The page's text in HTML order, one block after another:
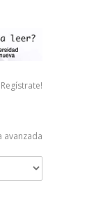
Regístrate!
avanzada